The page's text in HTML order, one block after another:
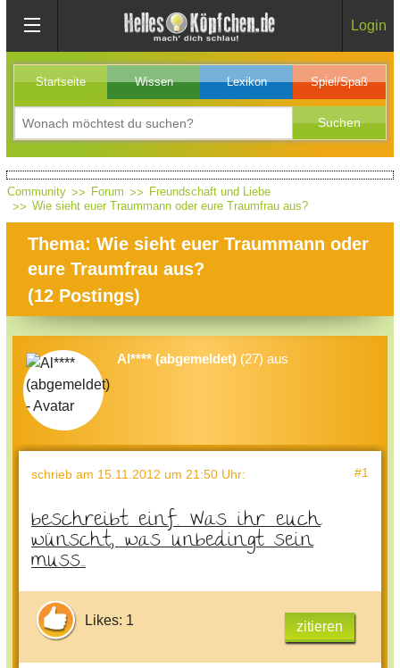
Login
Startseite Wissen Lexikon Spiel/Spaß
Community Forum
Freundschaft und Liebe
Wie sieht euer Traummann oder eure Traumfrau aus?
Thema: Wie sieht euer Traummann oder
eure Traumfrau aus?
(12 Postings)
Al**** (abgemeldet) (27) aus
schrieb am 15.11.2012 um 21:50 Uhr: #1
beschreibt einf. Was ihr euch
wünscht, was unbedingt sein
muss...
Likes: 1 zitieren